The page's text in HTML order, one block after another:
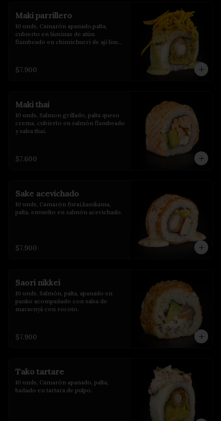
Maki parrillero
10 unds, Camarón apanado,palta,
cubierto en láminas de atún
flambeado en chimichurri de ají limo
$7.900
Maki thai
10 unds, Salmon grillado, palta queso
crema, cubierto en salmón flambeado
y salsa thai.
$7.600
Sake acevichado
10 unds, Camarón furai,kanikama,
palta, envuelto en salmón acevichado.
$7.900
Saori nikkei
10 unds, Salmón, palta, apanado en
panko acompañado con salsa de
maracuyá con rocoto.
$7.900
Tako tartare
10 unds, Camarón apanado, palta,
bañado en tartara de pulpo.